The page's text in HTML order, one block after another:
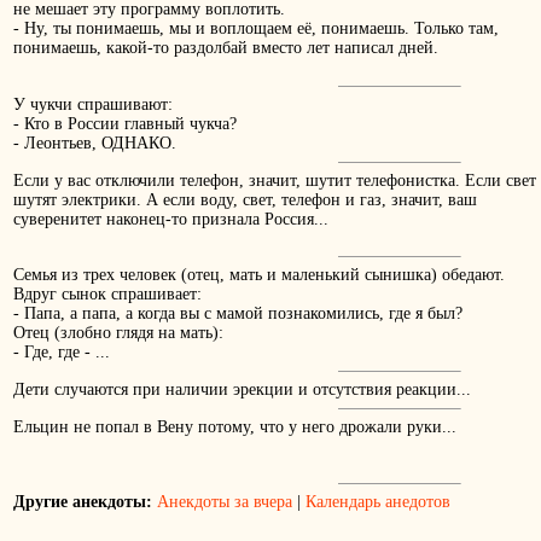
не мешает эту программу воплотить.
- Ну, ты понимаешь, мы и воплощаем её, понимаешь. Только там,
понимаешь, какой-то раздолбай вместо лет написал дней.
У чукчи спрашивают:
- Кто в России главный чукча?
- Леонтьев, ОДНАКО.
Если у вас отключили телефон, значит, шутит телефонистка. Если свет
шутят электрики. А если воду, свет, телефон и газ, значит, ваш
суверенитет наконец-то признала Россия...
Семья из трех человек (отец, мать и маленький сынишка) обедают.
Вдруг сынок спрашивает:
- Папа, а папа, а когда вы с мамой познакомились, где я был?
Отец (злобно глядя на мать):
- Где, где - ...
Дети случаются при наличии эрекции и отсутствия реакции...
Ельцин не попал в Вену потому, что у него дрожали руки...
Другие анекдоты: Анекдоты за вчера Календарь анедотов